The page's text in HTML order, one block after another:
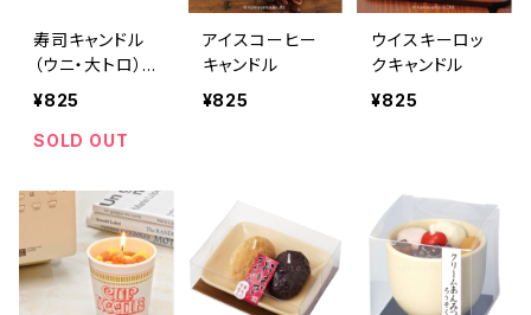
寿司キャンドル
（ウニ・大トロ）サ
ビ入
¥825
SOLD OUT
アイスコーヒー
キャンドル
¥825
ウイスキーロッ
クキャンドル
¥825